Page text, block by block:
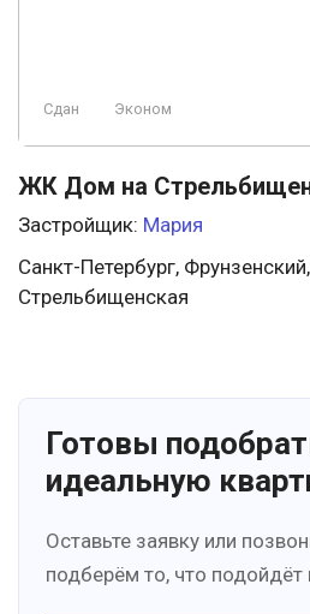
Сдан Эконом
ЖК Дом на
Застройщик: Мария
Санкт-Петербург,
Стрельбищенская
Готовы
идеальную
Оставьте заявку или
подберём то, что подойдёт